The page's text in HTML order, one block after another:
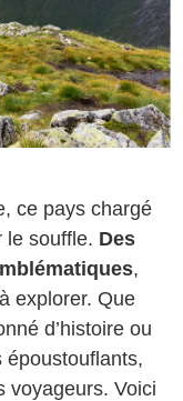
ce pays chargé
le souffle. Des
,
explorer. Que
d’histoire ou
époustouflants,
voyageurs. Voici